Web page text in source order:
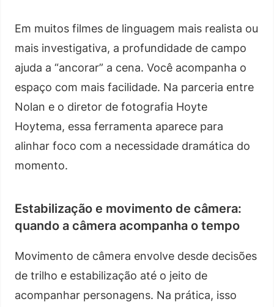
Em muitos filmes de linguagem mais realista ou
mais investigativa, a profundidade de campo
ajuda a “ancorar” a cena. Você acompanha o
espaço com mais facilidade. Na parceria entre
Nolan e o diretor de fotografia Hoyte
Hoytema, essa ferramenta aparece para
alinhar foco com a necessidade dramática do
momento.
Estabilização e movimento de câmera:
quando a câmera acompanha o tempo
Movimento de câmera envolve desde decisões
de trilho e estabilização até o jeito de
acompanhar personagens. Na prática, isso